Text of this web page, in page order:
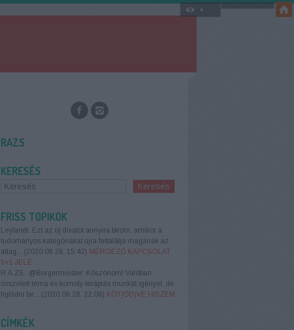
RAZS
KERESÉS
FRISS TOPIKOK
Leylandi: Ezt az új divatot annyira bírom, amikor a
tudományos kategóriákat újra feltalálja magának az
átlag... (2020.08.28. 15:42) MÉRGEZŐ KAPCSOLAT
5+1 JELE
R.A.ZS.: @Burgermeister: Köszönöm! Valóban
összetett téma és komoly terápiás munkát igényel, de
fejlődni be... (2020.06.28. 22:08) KÖT(ŐD)VE HISZEM
CÍMKÉK